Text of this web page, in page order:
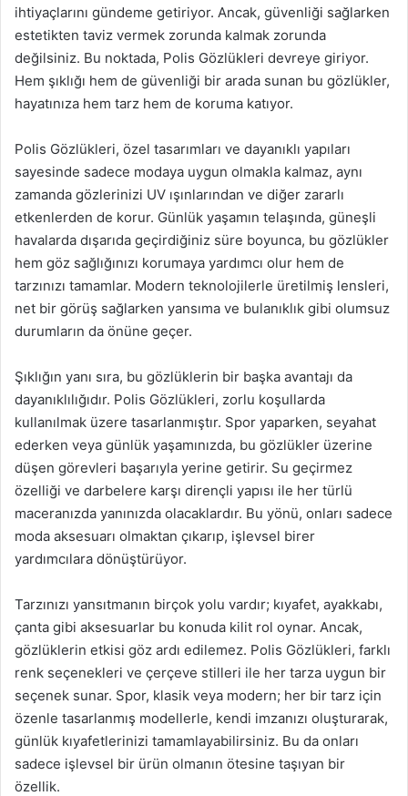
ihtiyaçlarını gündeme getiriyor. Ancak, güvenliği sağlarken
estetikten taviz vermek zorunda kalmak zorunda
değilsiniz. Bu noktada, Polis Gözlükleri devreye giriyor.
Hem şıklığı hem de güvenliği bir arada sunan bu gözlükler,
hayatınıza hem tarz hem de koruma katıyor.
Polis Gözlükleri, özel tasarımları ve dayanıklı yapıları
sayesinde sadece modaya uygun olmakla kalmaz, aynı
zamanda gözlerinizi UV ışınlarından ve diğer zararlı
etkenlerden de korur. Günlük yaşamın telaşında, güneşli
havalarda dışarıda geçirdiğiniz süre boyunca, bu gözlükler
hem göz sağlığınızı korumaya yardımcı olur hem de
tarzınızı tamamlar. Modern teknolojilerle üretilmiş lensleri,
net bir görüş sağlarken yansıma ve bulanıklık gibi olumsuz
durumların da önüne geçer.
Şıklığın yanı sıra, bu gözlüklerin bir başka avantajı da
dayanıklılığıdır. Polis Gözlükleri, zorlu koşullarda
kullanılmak üzere tasarlanmıştır. Spor yaparken, seyahat
ederken veya günlük yaşamınızda, bu gözlükler üzerine
düşen görevleri başarıyla yerine getirir. Su geçirmez
özelliği ve darbelere karşı dirençli yapısı ile her türlü
maceranızda yanınızda olacaklardır. Bu yönü, onları sadece
moda aksesuarı olmaktan çıkarıp, işlevsel birer
yardımcılara dönüştürüyor.
Tarzınızı yansıtmanın birçok yolu vardır; kıyafet, ayakkabı,
çanta gibi aksesuarlar bu konuda kilit rol oynar. Ancak,
gözlüklerin etkisi göz ardı edilemez. Polis Gözlükleri, farklı
renk seçenekleri ve çerçeve stilleri ile her tarza uygun bir
seçenek sunar. Spor, klasik veya modern; her bir tarz için
özenle tasarlanmış modellerle, kendi imzanızı oluşturarak,
günlük kıyafetlerinizi tamamlayabilirsiniz. Bu da onları
sadece işlevsel bir ürün olmanın ötesine taşıyan bir
özellik.